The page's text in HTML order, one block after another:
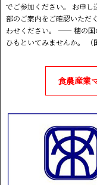
でご参加ください。 お申
部のご案内をご確認いただ
わせください。 ―― 穂の国
ひもといてみませんか。 （
食農産業